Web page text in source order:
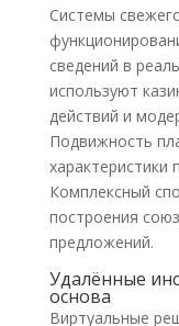
Системы
сведений в
используют
действий и
Подвижность
характеристики
Комплексный
построения
предложений.
Удалённые
основа
Виртуальные